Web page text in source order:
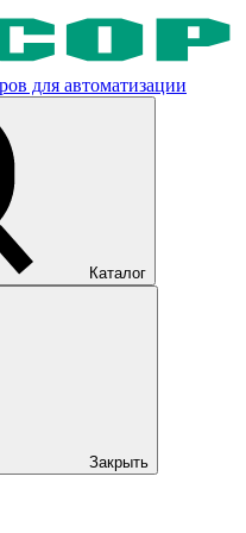
для автоматизации
Каталог
Закрыть